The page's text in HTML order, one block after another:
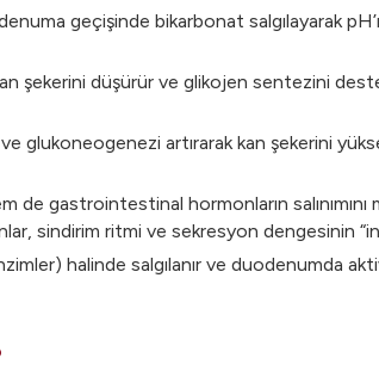
geçişinde bikarbonat salgılayarak
şekerini düşürür ve glikojen sentezini
ve glukoneogenezi artırarak kan şekerini
de gastrointestinal hormonların
ritmi ve sekresyon dengesinin
halinde salgılanır ve duodenumda